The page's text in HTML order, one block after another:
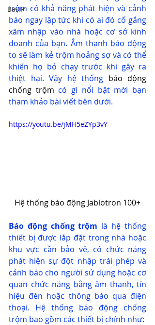
BasIP
trộm có khả năng phát hiện và cảnh
báo ngay lập tức khi có ai đó cố gắng
xâm nhập vào nhà hoặc cơ sở kinh
doanh của bạn. Âm thanh báo động
to sẽ làm kẻ trộm hoảng sợ và có thể
khiến họ bỏ chạy trước khi gây ra
thiệt hại. Vậy hệ thống báo động
chống trộm có gì nổi bật mời bạn
tham khảo bài viết bên dưới.
https://youtu.be/jMH5eZYp3vY
Hệ thống báo động Jablotron 100+
Báo động chống trộm là hệ thống
thiết bị được lắp đặt trong nhà hoặc
khu vực cần bảo vệ, có chức năng
phát hiện sự đột nhập trái phép và
cảnh báo cho người sử dụng hoặc cơ
quan chức năng bằng âm thanh, tín
hiệu đèn hoặc thông báo qua điện
thoại. Hệ thống báo động chống
trộm bao gồm các thiết bị chính như: